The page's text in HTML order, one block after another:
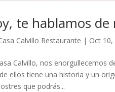
te hablamos
Calvillo Restaurante | Oct 10,
Calvillo, nos enorgullecemos
ellos tiene una historia y un
que podrás...